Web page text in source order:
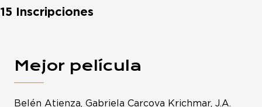
15 Inscripciones
Mejor película
Belén Atienza, Gabriela Carcova Krichmar, J.A.